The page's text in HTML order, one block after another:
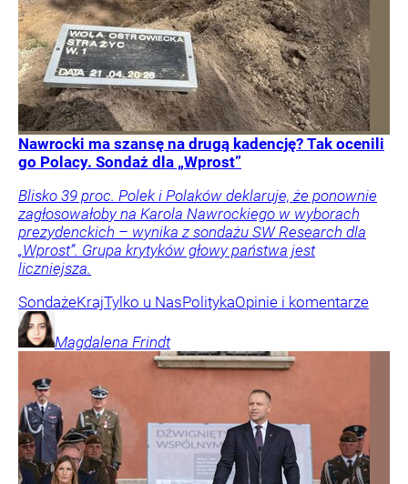
Nawrocki ma szansę na drugą kadencję? Tak ocenili
go Polacy. Sondaż dla „Wprost”
Blisko 39 proc. Polek i Polaków deklaruje, że ponownie
zagłosowałoby na Karola Nawrockiego w wyborach
prezydenckich – wynika z sondażu SW Research dla
„Wprost”. Grupa krytyków głowy państwa jest
liczniejsza.
SondażeKrajTylko u NasPolitykaOpinie i komentarze
Magdalena Frindt